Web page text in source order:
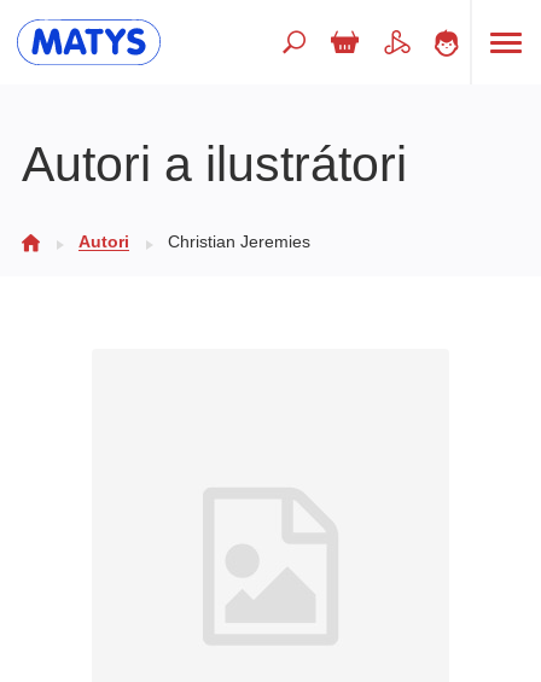
Doplnkový sortiment
Všetky kategórie
Autori a ilustrátori
Autori Christian Jeremies